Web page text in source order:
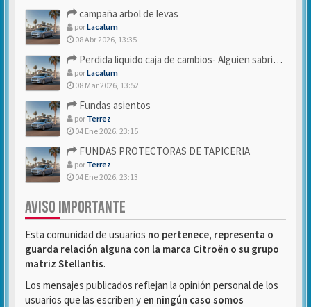
campaña arbol de levas
porLacalum
08 Abr 2026, 13:35
Perdida liquido caja de cambios- Alguien sabria decirme
porLacalum
08 Mar 2026, 13:52
Fundas asientos
por Terrez
04 Ene 2026, 23:15
FUNDAS PROTECTORAS DE TAPICERIA
por Terrez
04 Ene 2026, 23:13
AVISO IMPORTANTE
Esta comunidad de usuarios no pertenece, representa o
guarda relación alguna con la marca Citroën o su grupo
matriz Stellantis.
Los mensajes publicados reflejan la opinión personal de los
usuarios que las escriben y en ningún caso somos